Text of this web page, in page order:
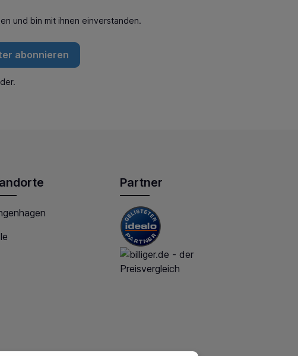
und bin mit ihnen einverstanden.
abonnieren
Partner